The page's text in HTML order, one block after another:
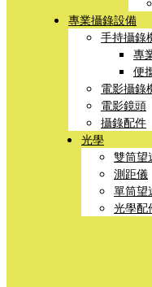
專業攝錄設備
手持攝錄
專
便
電影攝錄
電影鏡頭
攝錄配件
光學
雙筒望
測距儀
單筒望
光學配